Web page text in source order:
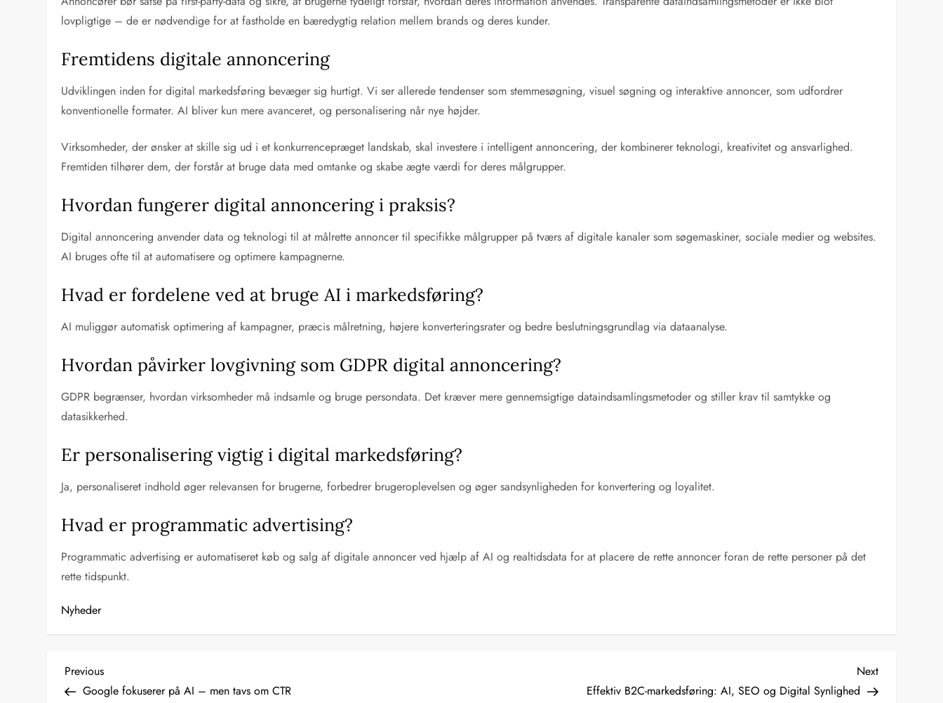
lovpligtige – de er nødvendige for at fastholde en bæredygtig relation mellem brands og deres kunder.
Fremtidens digitale annoncering
Udviklingen inden for digital markedsføring bevæger sig hurtigt. Vi ser allerede tendenser som stemmesøgning, visuel søgning og interaktive annoncer, som udfordrer
konventionelle formater. AI bliver kun mere avanceret, og personalisering når nye højder.
Virksomheder, der ønsker at skille sig ud i et konkurrencepræget landskab, skal investere i intelligent annoncering, der kombinerer teknologi, kreativitet og ansvarlighed.
Fremtiden tilhører dem, der forstår at bruge data med omtanke og skabe ægte værdi for deres målgrupper.
Hvordan fungerer digital annoncering i praksis?
Digital annoncering anvender data og teknologi til at målrette annoncer til specifikke målgrupper på tværs af digitale kanaler som søgemaskiner, sociale medier og websites.
AI bruges ofte til at automatisere og optimere kampagnerne.
Hvad er fordelene ved at bruge AI i markedsføring?
AI muliggør automatisk optimering af kampagner, præcis målretning, højere konverteringsrater og bedre beslutningsgrundlag via dataanalyse.
Hvordan påvirker lovgivning som GDPR digital annoncering?
GDPR begrænser, hvordan virksomheder må indsamle og bruge persondata. Det kræver mere gennemsigtige dataindsamlingsmetoder og stiller krav til samtykke og
datasikkerhed.
Er personalisering vigtig i digital markedsføring?
Ja, personaliseret indhold øger relevansen for brugerne, forbedrer brugeroplevelsen og øger sandsynligheden for konvertering og loyalitet.
Hvad er programmatic advertising?
Programmatic advertising er automatiseret køb og salg af digitale annoncer ved hjælp af AI og realtidsdata for at placere de rette annoncer foran de rette personer på det
rette tidspunkt.
Nyheder
I
n
Previous
Post
Previous
Google fokuserer på AI – men tavs om CTR
Next
Post
Next
Effektiv B2C-markedsføring: AI, SEO og Digital Synlighed